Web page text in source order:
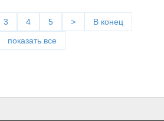
3 4 5 >
В конец
показать все